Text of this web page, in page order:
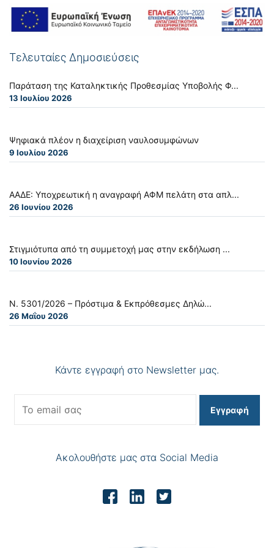
Τελευταίες Δημοσιεύσεις
Παράταση της Καταληκτικής Προθεσμίας Υποβολής Φ...
13 Ιουλίου 2026
Ψηφιακά πλέον η διαχείριση ναυλοσυμφώνων
9 Ιουλίου 2026
ΑΑΔΕ: Υποχρεωτική η αναγραφή ΑΦΜ πελάτη στα απλ...
26 Ιουνίου 2026
Στιγμιότυπα από τη συμμετοχή μας στην εκδήλωση ...
10 Ιουνίου 2026
Ν. 5301/2026 – Πρόστιμα & Εκπρόθεσμες Δηλώ...
26 Μαΐου 2026
Κάντε εγγραφή στο Newsletter μας.
Εγγραφή
Ακολουθήστε μας στα Social Media